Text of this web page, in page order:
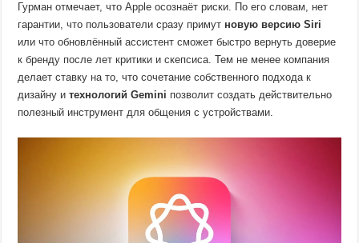
Гурман отмечает, что Apple осознаёт риски. По его словам, нет
гарантии, что пользователи сразу примут новую версию Siri
или что обновлённый ассистент сможет быстро вернуть доверие
к бренду после лет критики и скепсиса. Тем не менее компания
делает ставку на то, что сочетание собственного подхода к
дизайну итехнологий Gemini позволит создать действительно
полезный инструмент для общения с устройствами.